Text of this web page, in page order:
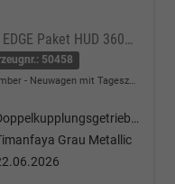
Business 1.5eTSI DSG BusinessP. EDGE Paket HUD 360Cam- DIGITAL DRIVE - INTELLIGENT L Gepäcktrennnetz
50458
Neuwagen mit Tageszulassung
Doppelkupplungsgetriebe (DSG)
Grau Metallic